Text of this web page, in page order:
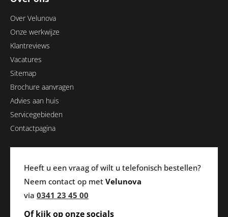
Over Velunova
Onze werkwijze
Klantreviews
Vacatures
Sitemap
Brochure aanvragen
Advies aan huis
Servicegebieden
Contactpagina
Heeft u een vraag of wilt u telefonisch bestellen?
Neem contact op met Velunova
via 0341 23 45 00
Of kijk op onze socials